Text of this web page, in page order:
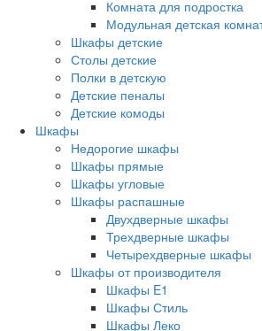
Комната для подростка
Модульная детская
Шкафы детские
Столы детские
Полки в детскую
Детские пеналы
Детские комоды
Шкафы
Недорогие шкафы
Шкафы прямые
Шкафы угловые
Шкафы распашные
Двухдверные шкафы
Трехдверные шкафы
Четырехдверные шкафы
Шкафы от производителя
Шкафы E1
Шкафы Стиль
Шкафы Леко